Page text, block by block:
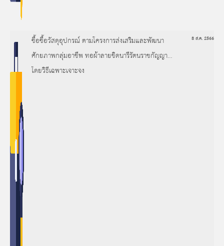
ซื้อซื้อวัสดุอุปกรณ์ ตามโครงการส่งเสริมและพัฒนา
ศักยภาพกลุ่มอาชีพ ทอผ้าลายขิดนารีรัตนราชกัญญา
โดยวิธีเฉพาะเจาะจง
8 ส.ค. 2566